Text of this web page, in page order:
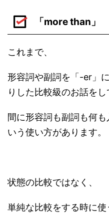
「more than」
これまで、
形容詞や副詞を「-er」
りした比較級のお話をし
間に形容詞も副詞も何も
いう使い方があります。
状態の比較ではなく、
単純な比較をする時に使